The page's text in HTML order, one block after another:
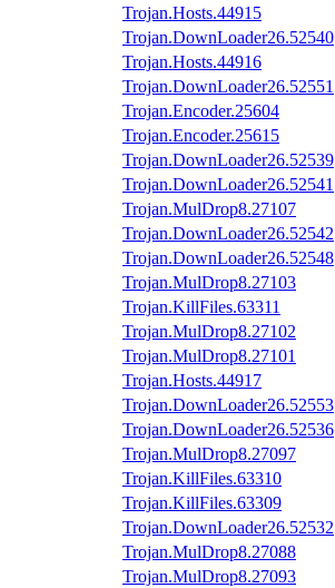
Trojan.Hosts.44915
Trojan.DownLoader26.52540
Trojan.Hosts.44916
Trojan.DownLoader26.52551
Trojan.Encoder.25604
Trojan.Encoder.25615
Trojan.DownLoader26.52539
Trojan.DownLoader26.52541
Trojan.MulDrop8.27107
Trojan.DownLoader26.52542
Trojan.DownLoader26.52548
Trojan.MulDrop8.27103
Trojan.KillFiles.63311
Trojan.MulDrop8.27102
Trojan.MulDrop8.27101
Trojan.Hosts.44917
Trojan.DownLoader26.52553
Trojan.DownLoader26.52536
Trojan.MulDrop8.27097
Trojan.KillFiles.63310
Trojan.KillFiles.63309
Trojan.DownLoader26.52532
Trojan.MulDrop8.27088
Trojan.MulDrop8.27093